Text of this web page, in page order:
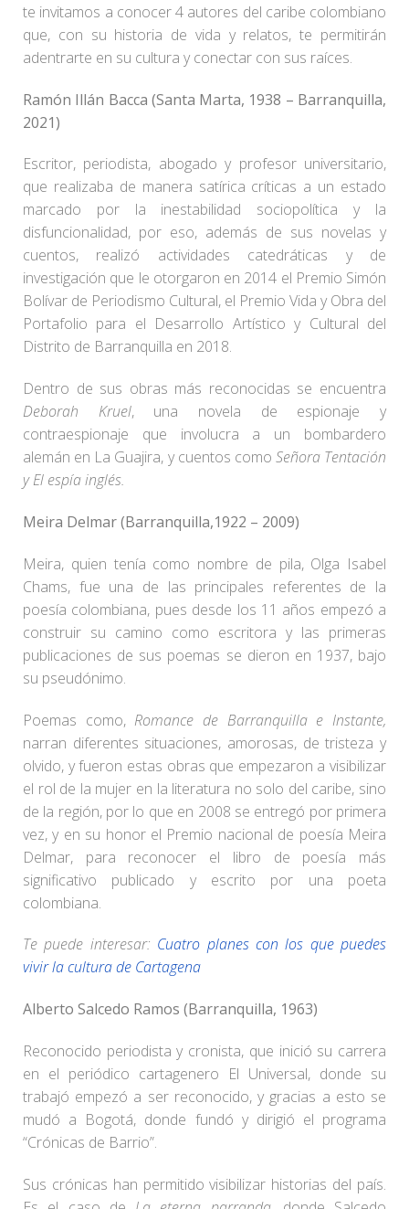
te invitamos a conocer 4 autores del caribe colombiano
que, con su historia de vida y relatos, te permitirán
adentrarte en su cultura y conectar con sus raíces.
Ramón Illán Bacca (Santa Marta, 1938 – Barranquilla,
2021)
Escritor, periodista, abogado y profesor universitario,
que realizaba de manera satírica críticas a un estado
marcado por la inestabilidad sociopolítica y la
disfuncionalidad, por eso, además de sus novelas y
cuentos, realizó actividades catedráticas y de
investigación que le otorgaron en 2014 el Premio Simón
Bolívar de Periodismo Cultural, el Premio Vida y Obra del
Portafolio para el Desarrollo Artístico y Cultural del
Distrito de Barranquilla en 2018.
Dentro de sus obras más reconocidas se encuentra
Deborah Kruel, una novela de espionaje y
contraespionaje que involucra a un bombardero
alemán en La Guajira, y cuentos como Señora Tentación
y El espía inglés.
Meira Delmar (Barranquilla,1922 – 2009)
Meira, quien tenía como nombre de pila, Olga Isabel
Chams, fue una de las principales referentes de la
poesía colombiana, pues desde los 11 años empezó a
construir su camino como escritora y las primeras
publicaciones de sus poemas se dieron en 1937, bajo
su pseudónimo.
Poemas como, Romance de Barranquilla e Instante,
narran diferentes situaciones, amorosas, de tristeza y
olvido, y fueron estas obras que empezaron a visibilizar
el rol de la mujer en la literatura no solo del caribe, sino
de la región, por lo que en 2008 se entregó por primera
vez, y en su honor el Premio nacional de poesía Meira
Delmar, para reconocer el libro de poesía más
significativo publicado y escrito por una poeta
colombiana.
Te puede interesar: Cuatro planes con los que puedes
vivir la cultura de Cartagena
Alberto Salcedo Ramos (Barranquilla, 1963)
Reconocido periodista y cronista, que inició su carrera
en el periódico cartagenero El Universal, donde su
trabajó empezó a ser reconocido, y gracias a esto se
mudó a Bogotá, donde fundó y dirigió el programa
“Crónicas de Barrio”.
Sus crónicas han permitido visibilizar historias del país.